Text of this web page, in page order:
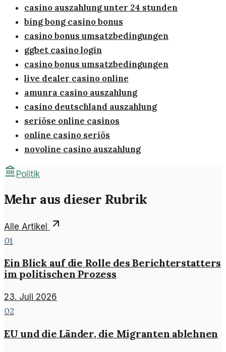
casino auszahlung unter 24 stunden
bing bong casino bonus
casino bonus umsatzbedingungen
ggbet casino login
casino bonus umsatzbedingungen
live dealer casino online
amunra casino auszahlung
casino deutschland auszahlung
seriöse online casinos
online casino seriös
novoline casino auszahlung
Politik
Mehr aus dieser Rubrik
Alle Artikel
01
Ein Blick auf die Rolle des Berichterstatters
im politischen Prozess
23. Juli 2026
02
EU und die Länder, die Migranten ablehnen